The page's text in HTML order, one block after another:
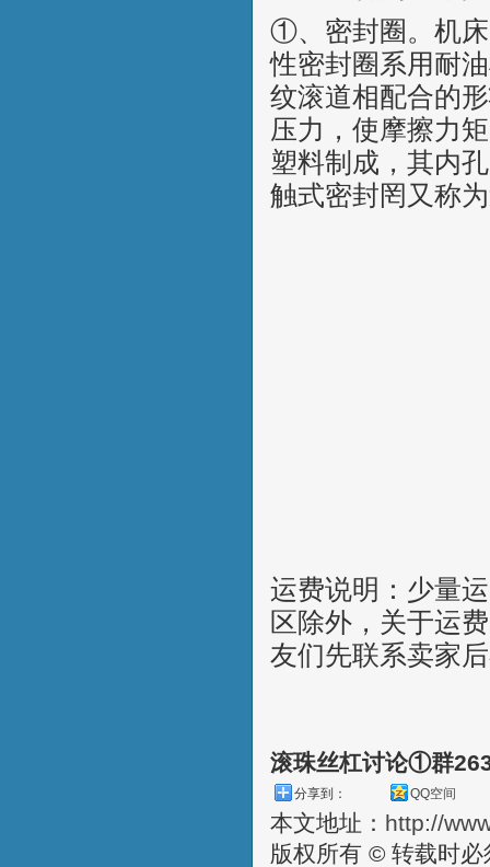
①、密封圈。机
性密封圈系用耐
纹滚道相配合的
压力，使摩擦力
塑料制成，其内
触式密封罔又称
运费说明：少量
区除外，关于运
友们先联系卖家
滚珠丝杠讨论①群
分享到： QQ空间
本文地址： http://
版权所有 © 转载时